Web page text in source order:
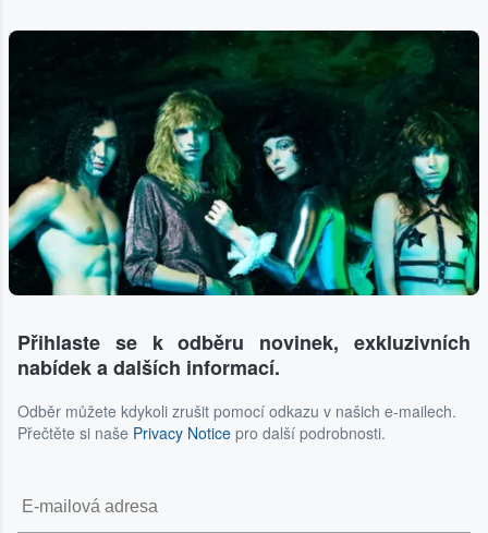
Přihlaste se k odběru novinek, exkluzivních
nabídek a dalších informací.
Odběr můžete kdykoli zrušit pomocí odkazu v našich e-mailech.
Přečtěte si naše Privacy Notice pro další podrobnosti.